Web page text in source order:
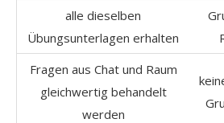
alle dieselben
Übungsunterlagen erhalten
Fragen aus Chat und Raum
gleichwertig behandelt
werden